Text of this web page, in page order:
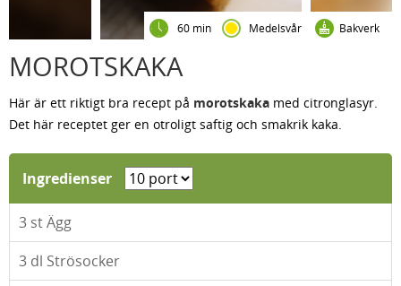
60 min Medelsvår Bakverk
MOROTSKAKA
Här är ett riktigt bra recept på morotskaka med citronglasyr.
Det här receptet ger en otroligt saftig och smakrik kaka.
Ingredienser
3 st Ägg
3 dl Strösocker